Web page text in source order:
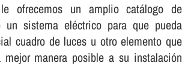
ofrecemos un amplio catálogo de
un sistema eléctrico para que pueda
cuadro de luces u otro elemento que
manera posible a su instalación